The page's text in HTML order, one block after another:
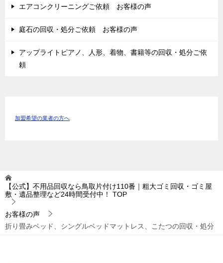
エアコンクリーニングご依頼 お客様の声
庭石の回収・処分ご依頼 お客様の声
アップライトピアノ、人形、着物、書籍等の回収・処分ご依
頼
加盟希望の業者の方へ
【公式】不用品回収なら鳥取片付け110番｜粗大ゴミ回収・ゴミ屋
敷・遺品整理など24時間受付中！
TOP
お客様の声
折り畳みベッド、シングルベッドマットレス、こたつの回収・処分